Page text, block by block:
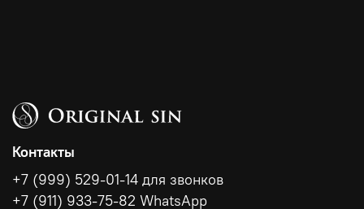
Контакты
+7 (999) 529-01-14 для звонков
+7 (911) 933-75-82 WhatsApp